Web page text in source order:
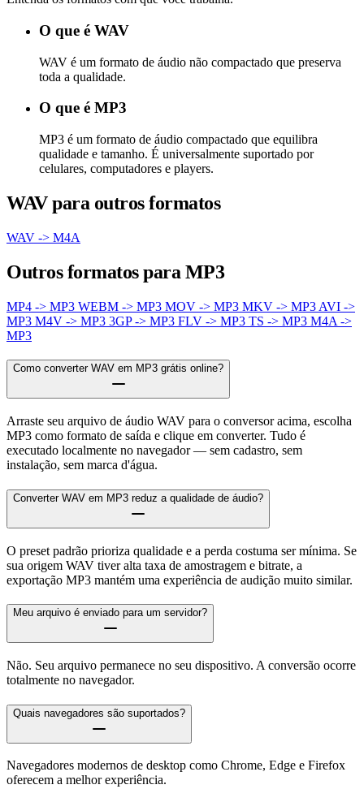
O que é WAV
WAV é um formato de áudio não compactado que preserva
toda a qualidade.
O que é MP3
MP3 é um formato de áudio compactado que equilibra
qualidade e tamanho. É universalmente suportado por
celulares, computadores e players.
WAV para outros formatos
WAV -> M4A
Outros formatos para MP3
MP4 -> MP3 WEBM -> MP3 MOV -> MP3 MKV -> MP3 AVI ->
MP3 M4V -> MP3 3GP -> MP3 FLV -> MP3 TS -> MP3 M4A ->
MP3
Como converter WAV em MP3 grátis online?
Arraste seu arquivo de áudio WAV para o conversor acima, escolha
MP3 como formato de saída e clique em converter. Tudo é
executado localmente no navegador — sem cadastro, sem
instalação, sem marca d'água.
Converter WAV em MP3 reduz a qualidade de áudio?
O preset padrão prioriza qualidade e a perda costuma ser mínima. Se
sua origem WAV tiver alta taxa de amostragem e bitrate, a
exportação MP3 mantém uma experiência de audição muito similar.
Meu arquivo é enviado para um servidor?
Não. Seu arquivo permanece no seu dispositivo. A conversão ocorre
totalmente no navegador.
Quais navegadores são suportados?
Navegadores modernos de desktop como Chrome, Edge e Firefox
oferecem a melhor experiência.